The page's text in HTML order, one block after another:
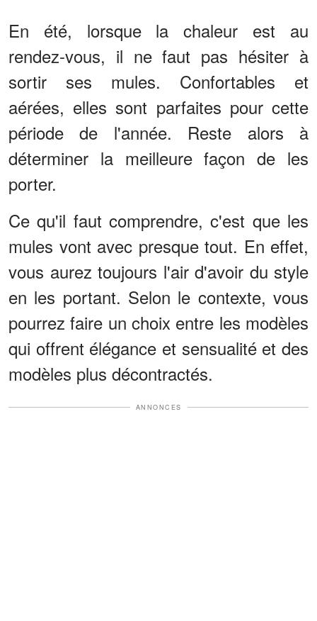
En été, lorsque la chaleur est au
rendez-vous, il ne faut pas hésiter à
sortir ses mules. Confortables et
aérées, elles sont parfaites pour cette
période de l'année. Reste alors à
déterminer la meilleure façon de les
porter.
Ce qu'il faut comprendre, c'est que les
mules vont avec presque tout. En effet,
vous aurez toujours l'air d'avoir du style
en les portant. Selon le contexte, vous
pourrez faire un choix entre les modèles
qui offrent élégance et sensualité et des
modèles plus décontractés.
ANNONCES